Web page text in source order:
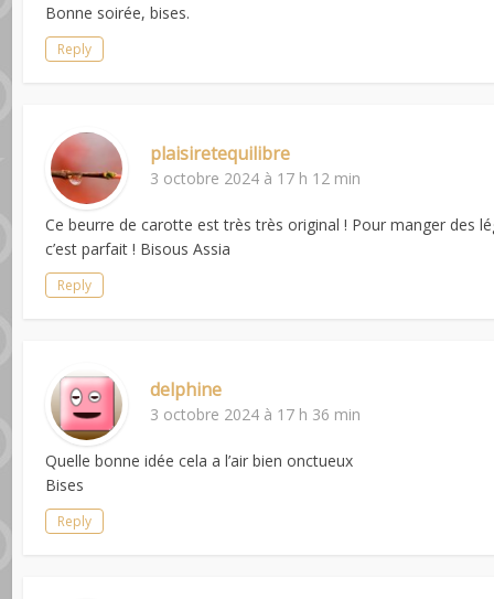
Bonne soirée, bises.
Reply
plaisiretequilibre
3 octobre 2024 à 17 h 12 min
Ce beurre de carotte est très très original ! Pour manger des
c’est parfait ! Bisous Assia
Reply
delphine
3 octobre 2024 à 17 h 36 min
Quelle bonne idée cela a l’air bien onctueux
Bises
Reply